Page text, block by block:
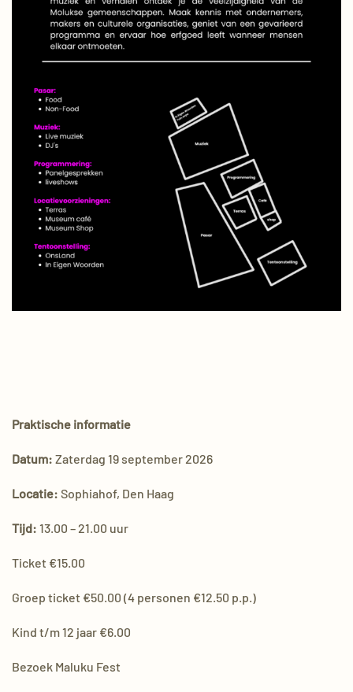
Praktische informatie
Datum: Zaterdag 19 september 2026
Locatie: Sophiahof, Den Haag
Tijd: 13.00 – 21.00 uur
Ticket €15.00
Groep ticket €50.00 (4 personen €12.50 p.p.)
Kind t/m 12 jaar €6.00
Bezoek Maluku Fest